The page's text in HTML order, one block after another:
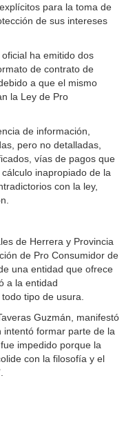
para la toma de
de sus intereses
ha emitido dos
de contrato de
a que el mismo
la Ley de Pro
de información,
pero no detalladas,
vías de pagos que
inapropiado de la
con la ley,
de Herrera y Provincia
de Pro Consumidor de
una entidad que ofrece
a la entidad
tipo de usura.
Guzmán, manifestó
intentó formar parte de la
impedido porque la
con la filosofía y el